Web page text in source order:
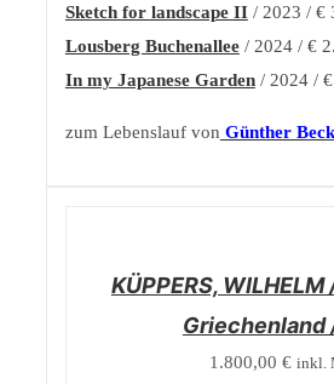
Sketch for landscape II/ 2023 / €
Lousberg Buchenallee/ 2024 / €
In my Japanese Garden/ 2024 /
zum Lebenslauf von Günther
KÜPPERS,
Griechenland
1.800,00€ inkl.